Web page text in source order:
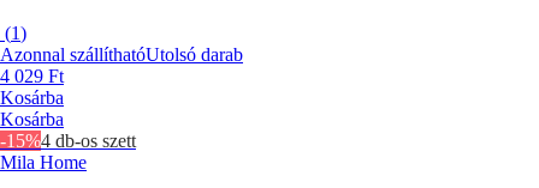
(1)
Azonnal szállíthatóUtolsó darab
4 029 Ft
Kosárba
Kosárba
-15%4 db-os szett
Mila Home